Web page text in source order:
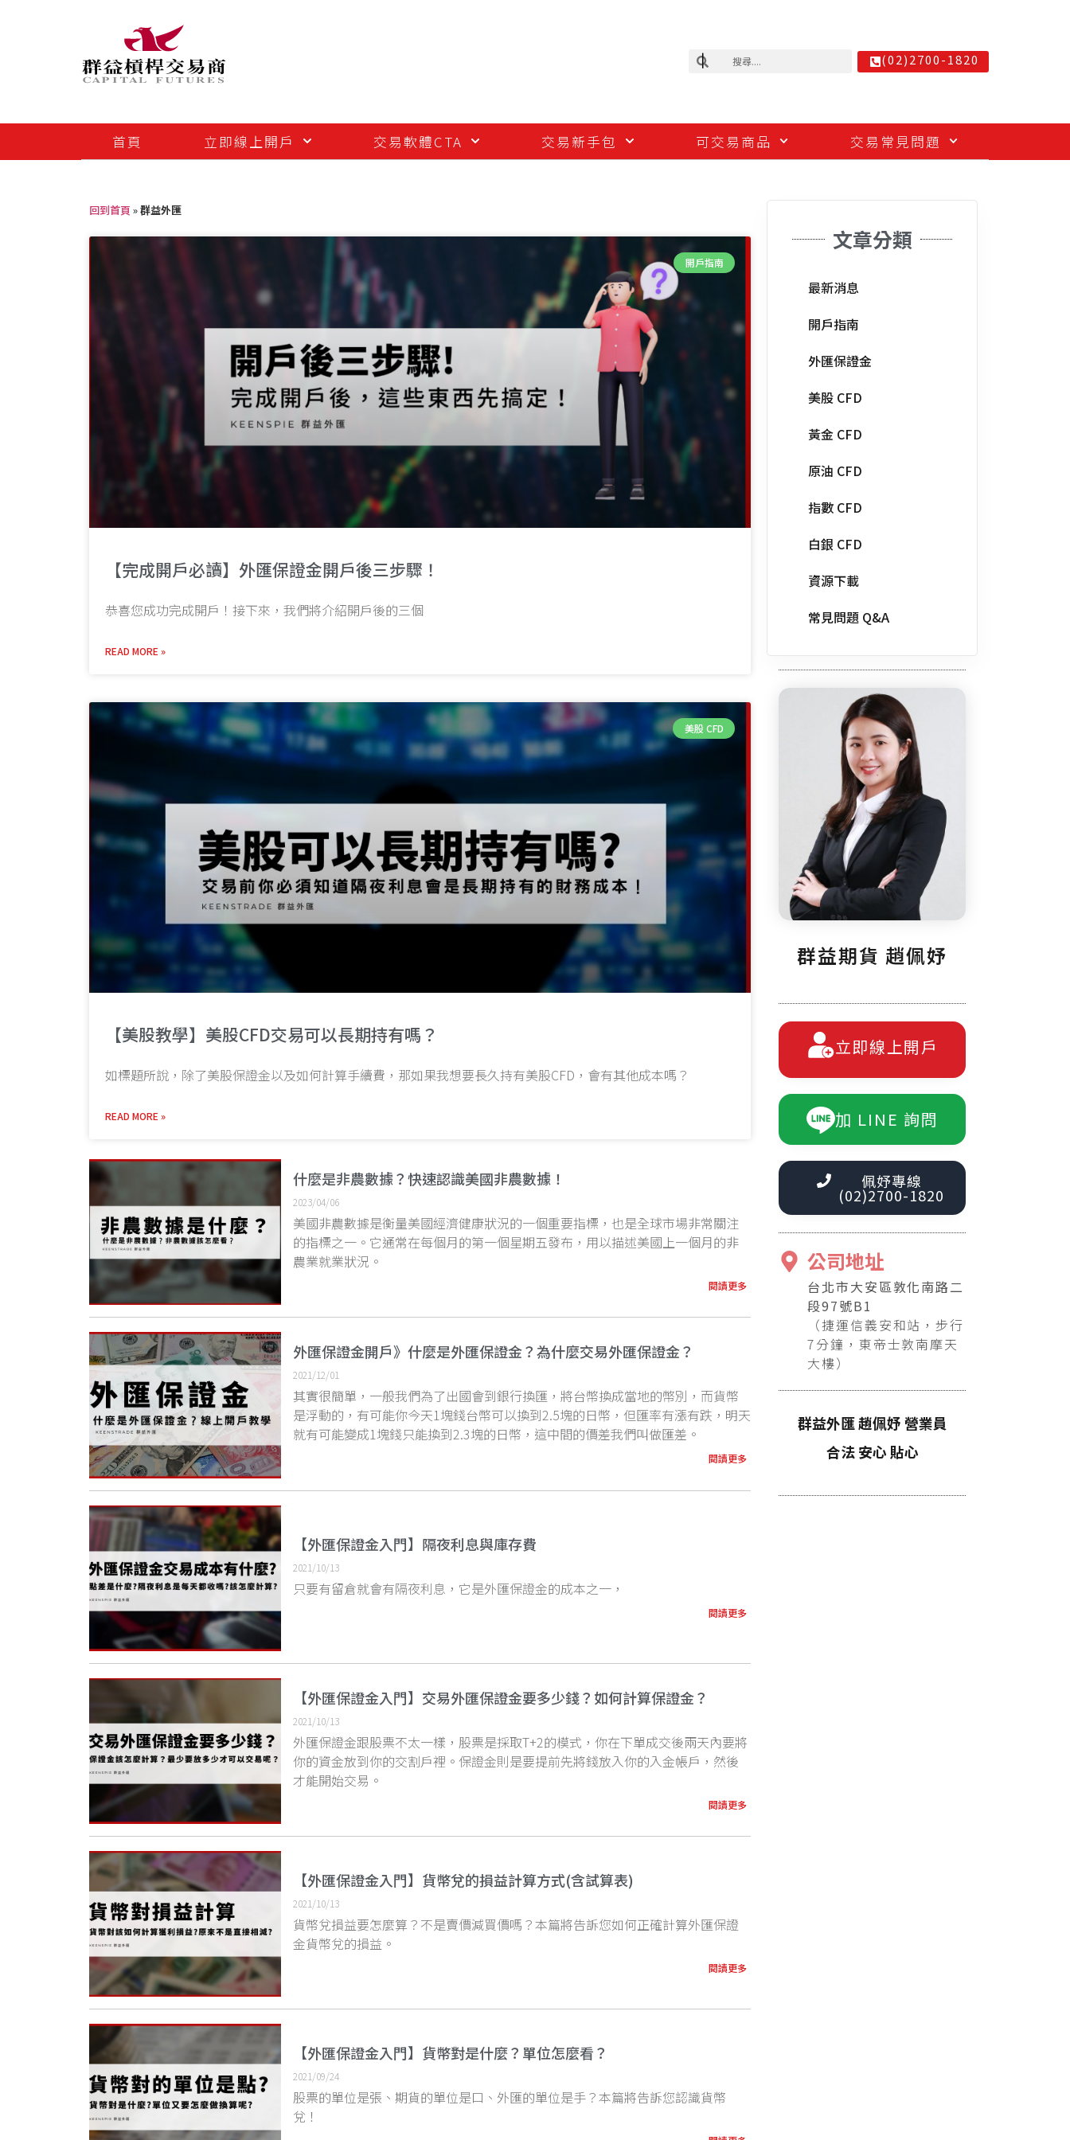
(02)2700-1820
首頁 立即線上開戶 交易軟體CTA 交易新手包 可交易商品 交易常見問題
回到首頁 »群益外匯
開戶指南
【完成開戶必讀】外匯保證金開戶後三步驟！
恭喜您成功完成開戶！接下來，我們將介紹開戶後的三個
READ MORE »
美股 CFD
【美股教學】美股CFD交易可以長期持有嗎？
如標題所說，除了美股保證金以及如何計算手續費，那如果我想要長久持有美股CFD，會有其他成本嗎？
READ MORE »
什麼是非農數據？快速認識美國非農數據！
2023/04/06
美國非農數據是衡量美國經濟健康狀況的一個重要指標，也是全球市場非常關注
的指標之一。它通常在每個月的第一個星期五發布，用以描述美國上一個月的非
農業就業狀況。
閱讀更多
外匯保證金開戶》什麼是外匯保證金？為什麼交易外匯保證金？
2021/12/01
其實很簡單，一般我們為了出國會到銀行換匯，將台幣換成當地的幣別，而貨幣
是浮動的，有可能你今天1塊錢台幣可以換到2.5塊的日幣，但匯率有漲有跌，明天
就有可能變成1塊錢只能換到2.3塊的日幣，這中間的價差我們叫做匯差。
閱讀更多
【外匯保證金入門】隔夜利息與庫存費
2021/10/13
只要有留倉就會有隔夜利息，它是外匯保證金的成本之一，
閱讀更多
【外匯保證金入門】交易外匯保證金要多少錢？如何計算保證金？
2021/10/13
外匯保證金跟股票不太一樣，股票是採取T+2的模式，你在下單成交後兩天內要將
你的資金放到你的交割戶裡。保證金則是要提前先將錢放入你的入金帳戶，然後
才能開始交易。
閱讀更多
【外匯保證金入門】貨幣兌的損益計算方式(含試算表)
2021/10/13
貨幣兌損益要怎麼算？不是賣價減買價嗎？本篇將告訴您如何正確計算外匯保證
金貨幣兌的損益。
閱讀更多
【外匯保證金入門】貨幣對是什麼？單位怎麼看？
2021/09/24
股票的單位是張、期貨的單位是口、外匯的單位是手？本篇將告訴您認識貨幣
兌！
文章分類
最新消息
開戶指南
外匯保證金
美股 CFD
黃金 CFD
原油 CFD
指數 CFD
白銀 CFD
資源下載
常見問題 Q&A
群益期貨 趙佩妤
立即線上開戶
加 LINE 詢問
佩妤專線
(02)2700-1820
公司地址
台北市大安區敦化南路二
段97號B1
（捷運信義安和站，步行
7分鐘，東帝士敦南摩天
大樓）
群益外匯 趙佩妤 營業員
合法 安心 貼心